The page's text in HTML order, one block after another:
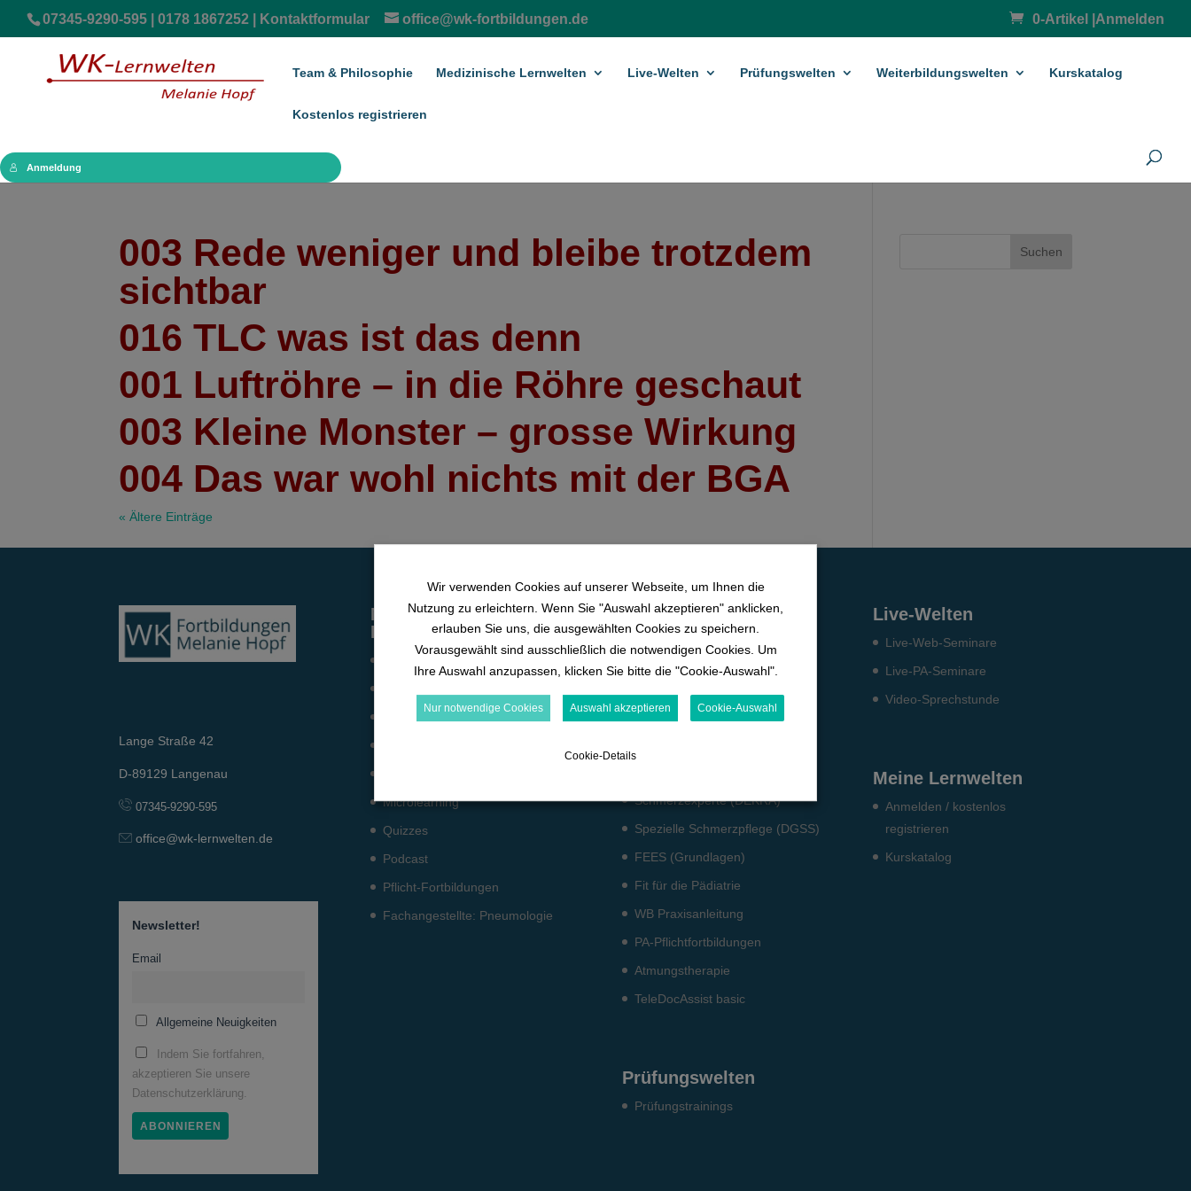
07345-9290-595 | 0178 1867252 | Kontaktformular office@wk-fortbildungen.de 0-Artikel Anmelden
Team & Philosophie Medizinische Lernwelten Live-Welten Prüfungs­welten Weiterbildungswelten Kurskatalog
Kostenlos registrieren
Anmeldung
003 Rede weniger und bleibe trotzdem
sichtbar
016 TLC was ist das denn
001 Luftröhre – in die Röhre geschaut
003 Kleine Monster – grosse Wirkung
004 Das war wohl nichts mit der BGA
« Ältere Einträge
Suchen
Lange Straße 42
D-89129 Langenau
07345-9290-595
office@wk-lernwelten.de
Newsletter!
Email
Allgemeine Neuigkeiten
Indem Sie fortfahren,
akzeptieren Sie unsere
Datenschutzerklärung.
Medizinische
Lernwelten
Pneumo­logie
Kardiologie
Microlearning
Quizzes
Podcast
Pflicht-Fort­bildun­gen
Fach­angestellte: Pneumo­logie
Weiterbildungswelten
Basiskurs
generalistisch (ArGe)
Basiskurs
pädiatrisch (ArGe)
Schmerzexperte (DEKRA)
Spezielle Schmerzpflege (DGSS)
FEES (Grundlagen)
Fit für die Pädiatrie
WB Praxisanleitung
PA-Pflichtfortbildungen
Atmungstherapie
TeleDocAssist basic
Prüfungswelten
Prü­fungs­trai­nings
Live-Welten
Live-Web-Seminare
Live-PA-Seminare
Video-Sprechstunde
Meine Lernwelten
Anmelden / kostenlos
registrieren
Kurskatalog
Wir verwenden Cookies auf unserer Webseite, um Ihnen die
Nutzung zu erleichtern. Wenn Sie "Auswahl akzeptieren" anklicken,
erlauben Sie uns, die ausgewählten Cookies zu speichern.
Vorausgewählt sind ausschließlich die notwendigen Cookies. Um
Ihre Auswahl anzupassen, klicken Sie bitte die "Cookie-Auswahl".
Nur notwendige Cookies Auswahl akzeptieren Cookie-Auswahl
Cookie-Details